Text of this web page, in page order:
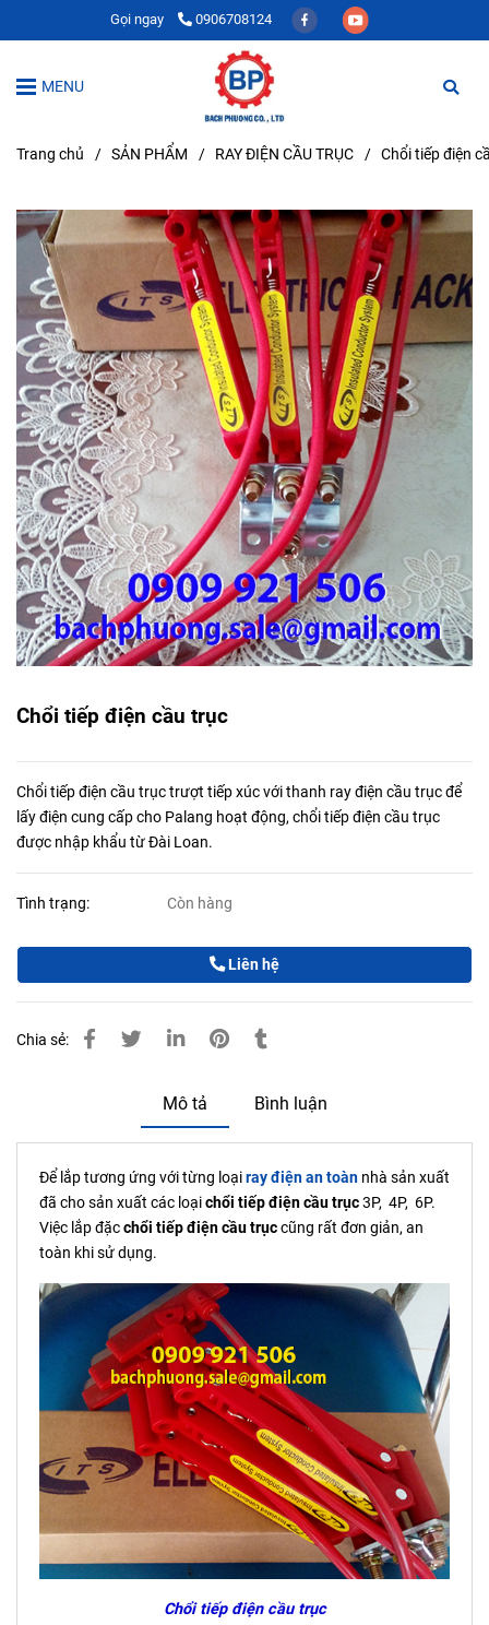
Gọi ngay 0906708124
MENU
Trang chủ / SẢN PHẨM / RAY ĐIỆN CẦU TRỤC / Chổi tiếp điện
Chổi tiếp điện cầu trục
Chổi tiếp điện cầu trục trượt tiếp xúc với thanh ray điện cầu trục để
lấy điện cung cấp cho Palang hoạt động, chổi tiếp điện cầu trục
được nhập khẩu từ Đài Loan.
Tình trạng: Còn hàng
Liên hệ
Chia sẻ:
Mô tả Bình luận
Để lắp tương ứng với từng loạiray điện an toàn nhà sản xuất
đã cho sản xuất các loạichổi tiếp điện cầu trục3P, 4P, 6P.
Việc lắp đặcchổi tiếp điện cầu trụccũng rất đơn giản, an
toàn khi sử dụng.
Chổi tiếp điện cầu trục